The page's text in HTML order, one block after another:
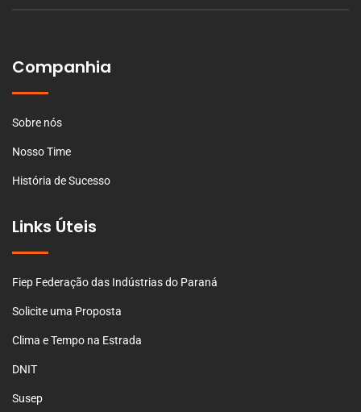
Companhia
Sobre nós
Nosso Time
História de Sucesso
Links Úteis
Fiep Federação das Indústrias do Paraná
Solicite uma Proposta
Clima e Tempo na Estrada
DNIT
Susep